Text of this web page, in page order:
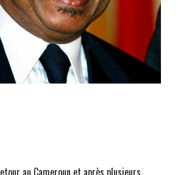
au Cameroun et après plusieurs